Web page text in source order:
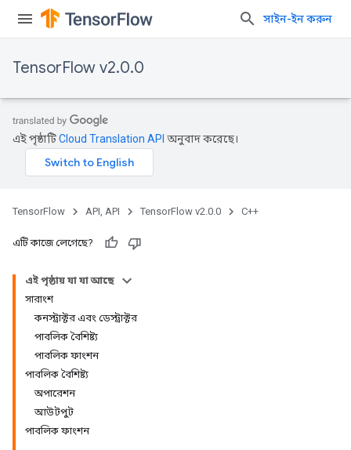
সাইন-ইন করুন
TensorFlow v2.0.0
এই পৃষ্ঠাটিCloud Translation API অনুবাদ করেছে।
TensorFlow API, API TensorFlow v2.0.0 C++
এটি কাজে লেগেছে?
এই পৃষ্ঠায় যা যা আছে
সারাংশ
কনস্ট্রাক্টর এবং ডেস্ট্রাক্টর
পাবলিক বৈশিষ্ট্য
পাবলিক ফাংশন
পাবলিক বৈশিষ্ট্য
অপারেশন
আউটপুট
পাবলিক ফাংশন